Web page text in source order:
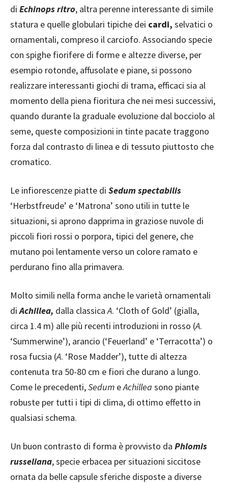
di Echinops ritro, altra perenne interessante di simile
statura e quelle globulari tipiche dei cardi, selvatici o
ornamentali, compreso il carciofo. Associando specie
con spighe fiorifere di forme e altezze diverse, per
esempio rotonde, affusolate e piane, si possono
realizzare interessanti giochi di trama, efficaci sia al
momento della piena fioritura che nei mesi successivi,
quando durante la graduale evoluzione dal bocciolo al
seme, queste composizioni in tinte pacate traggono
forza dal contrasto di linea e di tessuto piuttosto che
cromatico.
Le infiorescenze piatte di Sedum spectabilis
‘Herbstfreude’ e ‘Matrona’ sono utili in tutte le
situazioni, si aprono dapprima in graziose nuvole di
piccoli fiori rossi o porpora, tipici del genere, che
mutano poi lentamente verso un colore ramato e
perdurano fino alla primavera.
Molto simili nella forma anche le varietà ornamentali
diAchillea, dalla classicaA. ‘Cloth of Gold’ (gialla,
circa 1.4 m) alle più recenti introduzioni in rosso (A.
‘Summerwine’), arancio (‘Feuerland’ e ‘Terracotta’) o
rosa fucsia (A. ‘Rose Madder’), tutte di altezza
contenuta tra 50-80 cm e fiori che durano a lungo.
Come le precedenti,Sedum eAchillea sono piante
robuste per tutti i tipi di clima, di ottimo effetto in
qualsiasi schema.
Un buon contrasto di forma è provvisto da Phlomis
russeliana, specie erbacea per situazioni siccitose
ornata da belle capsule sferiche disposte a diverse